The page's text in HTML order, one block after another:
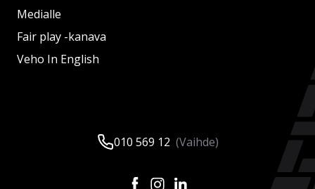
Medialle
Fair play -kanava
Veho In English
010 569 12 (Vaihde)